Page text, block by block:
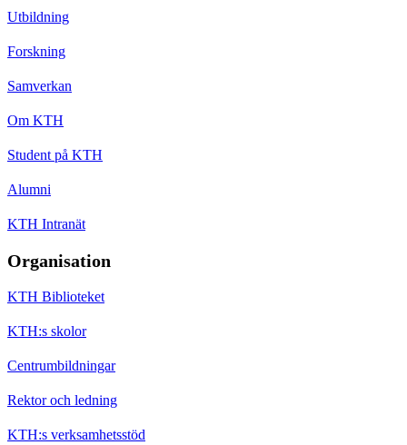
Utbildning
Forskning
Samverkan
Om KTH
Student på KTH
Alumni
KTH Intranät
Organisation
KTH Biblioteket
KTH:s skolor
Centrumbildningar
Rektor och ledning
KTH:s verksamhetsstöd